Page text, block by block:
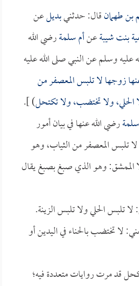
بن طهمانقال: حدثنيبديلعن
بنت شيبةعنأم سلمةرضي الله
عليه وسلم عن النبي صلى الله عليه
زوجها لا تلبس المعصفر من
الحلي، ولا تختضب، ولا تكتحل) ].
رضي الله عنها في بيان أمور
لا تلبس المعصفر من الثياب، وهو
الممشق: وهو الذي صبغ بصبغ يقال
تلبس الحلي ولا تلبس الزينة.
لا تختضب بالحناء في اليدين أو
قد مرت روايات متعددة فيه؛